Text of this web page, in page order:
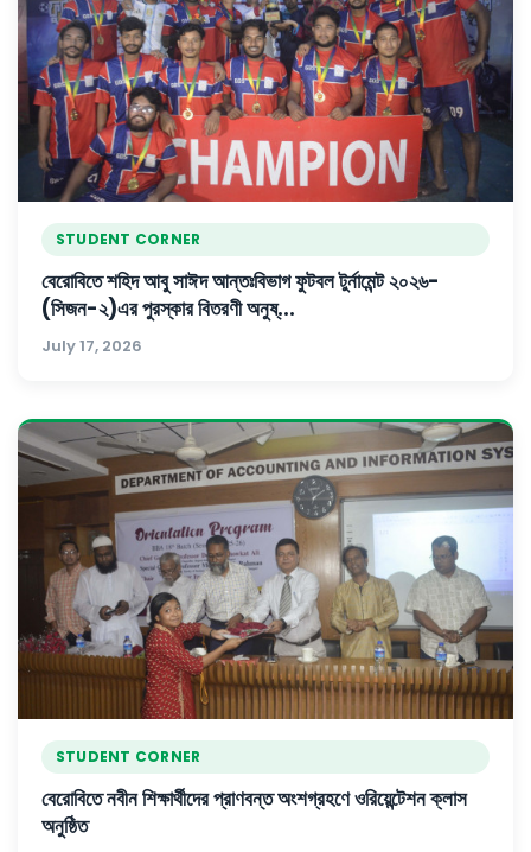
STUDENT CORNER
বেরোবিতে শহিদ আবু সাঈদ আন্তঃবিভাগ ফুটবল টুর্নামেন্ট ২০২৬-
(সিজন-২)এর পুরস্কার বিতরণী অনুষ্...
July 17, 2026
STUDENT CORNER
বেরোবিতে নবীন শিক্ষার্থীদের প্রাণবন্ত অংশগ্রহণে ওরিয়েন্টেশন ক্লাস
অনুষ্ঠিত